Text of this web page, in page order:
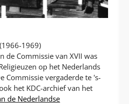
1969)
de Commissie van XVII was
op het Nederlands
Commissie vergaderde te 's-
het KDC-archief van het
de Nederlandse